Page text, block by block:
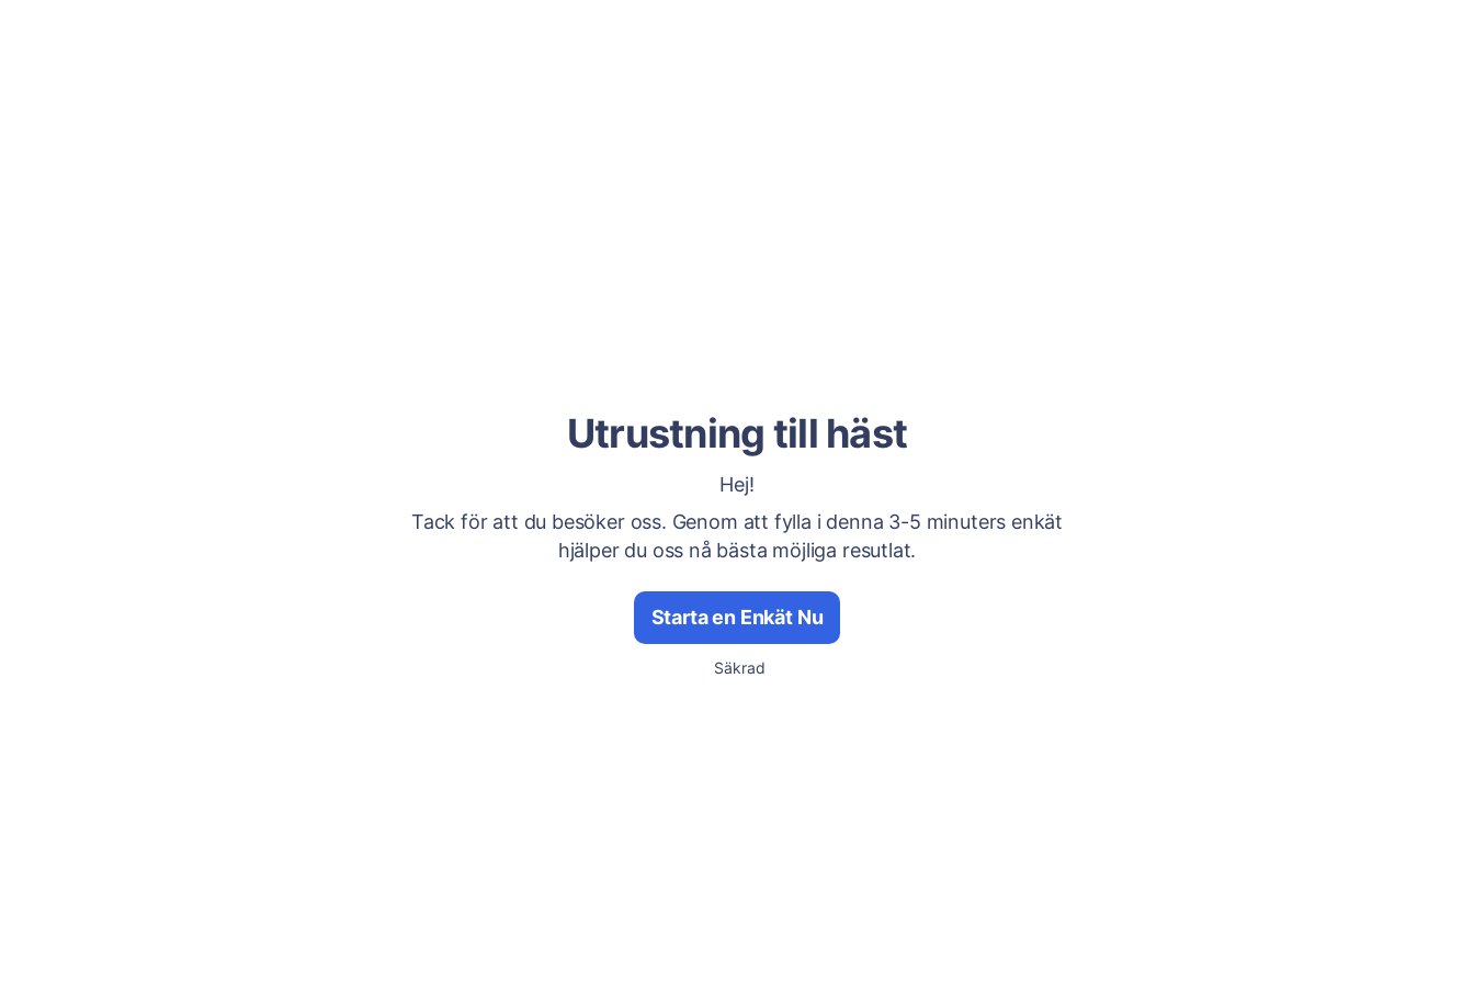
Utrustning till häst
Hej!
Tack för att du besöker oss. Genom att fylla i denna 3-5 minuters enkät
hjälper du oss nå bästa möjliga resutlat.
Starta en Enkät Nu
Säkrad